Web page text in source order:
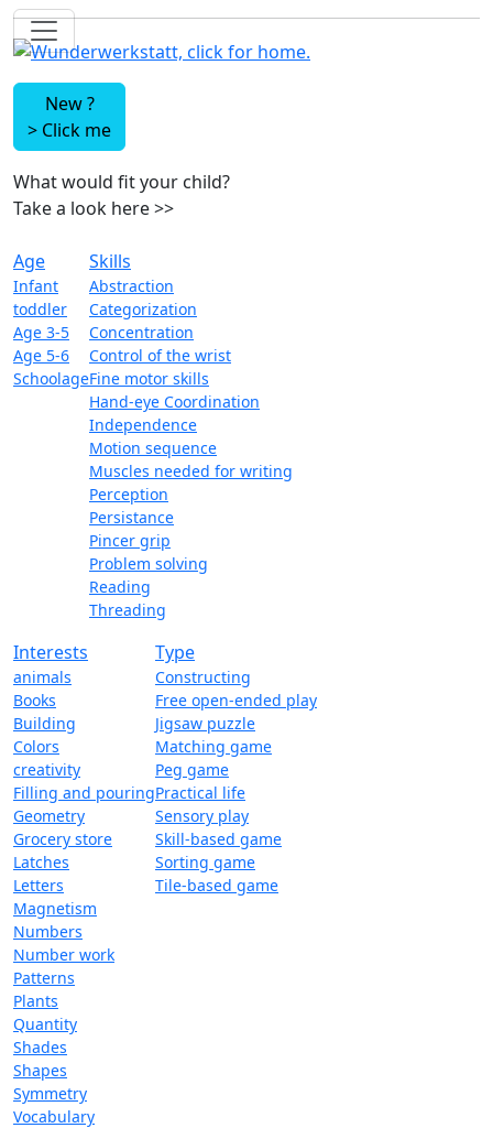
New ?
> Click me
What would fit your child?
Take a look here>>
Age
Infant
toddler
Age 3-5
Age 5-6
Schoolage
Skills
Abstraction
Categorization
Concentration
Control of the wrist
Fine motor skills
Hand-eye Coordination
Independence
Motion sequence
Muscles needed for writing
Perception
Persistance
Pincer grip
Problem solving
Reading
Threading
Interests
animals
Books
Building
Colors
creativity
Filling and pouring
Geometry
Grocery store
Latches
Letters
Magnetism
Numbers
Number work
Patterns
Plants
Quantity
Shades
Shapes
Symmetry
Vocabulary
Type
Constructing
Free open-ended play
Jigsaw puzzle
Matching game
Peg game
Practical life
Sensory play
Skill-based game
Sorting game
Tile-based game